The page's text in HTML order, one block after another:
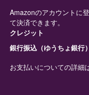
Amazonのアカウントに
て決済できます。
クレジット
銀行振込（ゆうちょ銀行）
お支払いについての詳細